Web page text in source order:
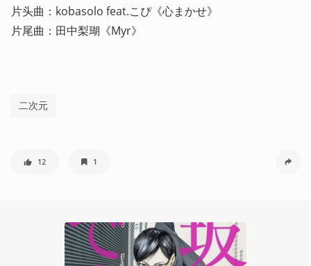
片头曲：kobasolo feat.こぴ《心まかせ》
片尾曲：田中梨瑚《Myr》
二次元
12 1